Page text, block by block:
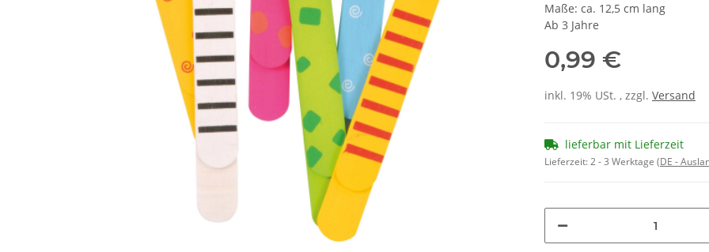
Maße: ca. 12,5 cm lang
Ab 3 Jahre
0,99 €
inkl. 19% USt. , zzgl. Versand
lieferbar mit Lieferzeit
Lieferzeit:2 - 3 Werktage (DE -